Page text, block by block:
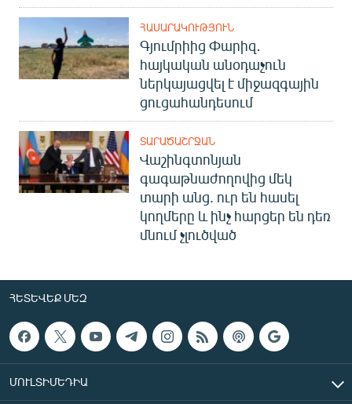
ՀԱՍԱՐԱԿՈՒԹՅՈՒՆ
Գյումրիից Փարիզ․
հայկական անօդաչուն
ներկայացվել է միջազգային
ցուցահանդեսում
ՏԱՐԱԾԱՇՐՋԱՆ
Վաշինգտոնյան
գագաթնաժողովից մեկ
տարի անց. ուր են հասել
կողմերը և ինչ հարցեր են դեռ
մնում չլուծված
ՀԵՏԵՎԵՔ ՄԵԶ
ՄՈՒԼՏԻՄԵԴԻԱ